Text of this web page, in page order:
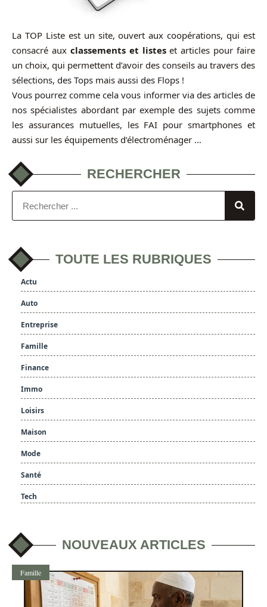
La TOP Liste est un site, ouvert aux coopérations, qui est
consacré aux classements et listeset articles pour faire
un choix, qui permettent d’avoir des conseils au travers des
sélections, des Tops mais aussi des Flops !
Vous pourrez comme cela vous informer via des articles de
nos spécialistes abordant par exemple des sujets comme
les assurances mutuelles, les FAI pour smartphones et
aussi sur les équipements d’électroménager …
RECHERCHER
TOUTE LES RUBRIQUES
Actu
Auto
Entreprise
Famille
Finance
Immo
Loisirs
Maison
Mode
Santé
Tech
NOUVEAUX ARTICLES
Famille